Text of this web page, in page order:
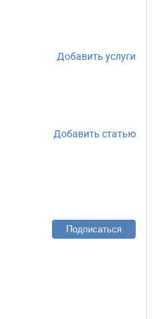
Добавить услуги
Добавить статью
Подписаться